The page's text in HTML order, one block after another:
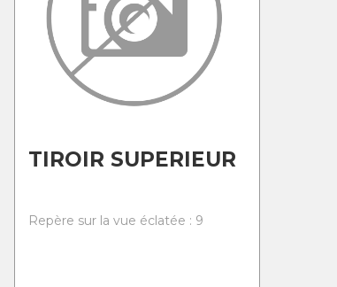
TIROIR SUPERIEUR
Repère sur la vue éclatée : 9